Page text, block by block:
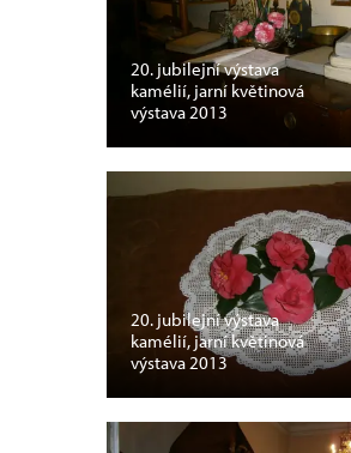
20. jubilejní výstava
kamélií, jarní květinová
výstava 2013
20. jubilejní výstava
kamélií, jarní květinová
výstava 2013